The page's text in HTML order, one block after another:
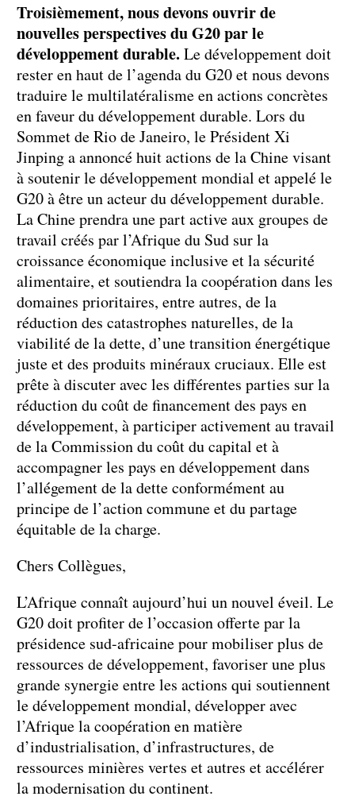
Troisièmement, nous devons ouvrir de
nouvelles perspectives du G20 par le
développement durable.Le développement doit
rester en haut de l’agenda du G20 et nous devons
traduire le multilatéralisme en actions concrètes
en faveur du développement durable. Lors du
Sommet de Rio de Janeiro, le Président Xi
Jinping a annoncé huit actions de la Chine visant
à soutenir le développement mondial et appelé le
G20 à être un acteur du développement durable.
La Chine prendra une part active aux groupes de
travail créés par l’Afrique du Sud sur la
croissance économique inclusive et la sécurité
alimentaire, et soutiendra la coopération dans les
domaines prioritaires, entre autres, de la
réduction des catastrophes naturelles, de la
viabilité de la dette, d’une transition énergétique
juste et des produits minéraux cruciaux. Elle est
prête à discuter avec les différentes parties sur la
réduction du coût de financement des pays en
développement, à participer activement au travail
de la Commission du coût du capital et à
accompagner les pays en développement dans
l’allégement de la dette conformément au
principe de l’action commune et du partage
équitable de la charge.
Chers Collègues,
L’Afrique connaît aujourd’hui un nouvel éveil. Le
G20 doit profiter de l’occasion offerte par la
présidence sud-africaine pour mobiliser plus de
ressources de développement, favoriser une plus
grande synergie entre les actions qui soutiennent
le développement mondial, développer avec
l’Afrique la coopération en matière
d’industrialisation, d’infrastructures, de
ressources minières vertes et autres et accélérer
la modernisation du continent.